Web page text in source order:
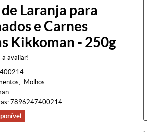
Laranja para
e Carnes
Kikkoman - 250g
a avaliar!
Molhos
7896247400214